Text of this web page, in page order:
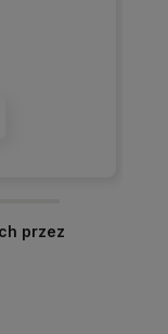
przez